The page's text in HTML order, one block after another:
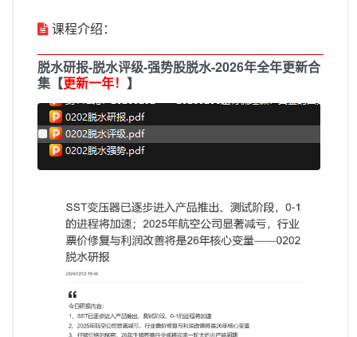
课程介绍：
脱水研报-脱水评级-强势股脱水-2026年全年更新合
集【更新一年！ 】